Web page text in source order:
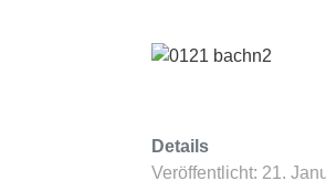
Details
Veröffentlicht: 21.